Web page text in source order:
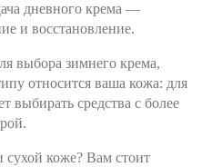
дневного крема —
и восстановление.
выбора зимнего крема,
относится ваша кожа: для
выбирать средства с более
коже? Вам стоит